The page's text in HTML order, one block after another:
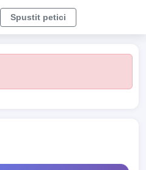
Spustit petici